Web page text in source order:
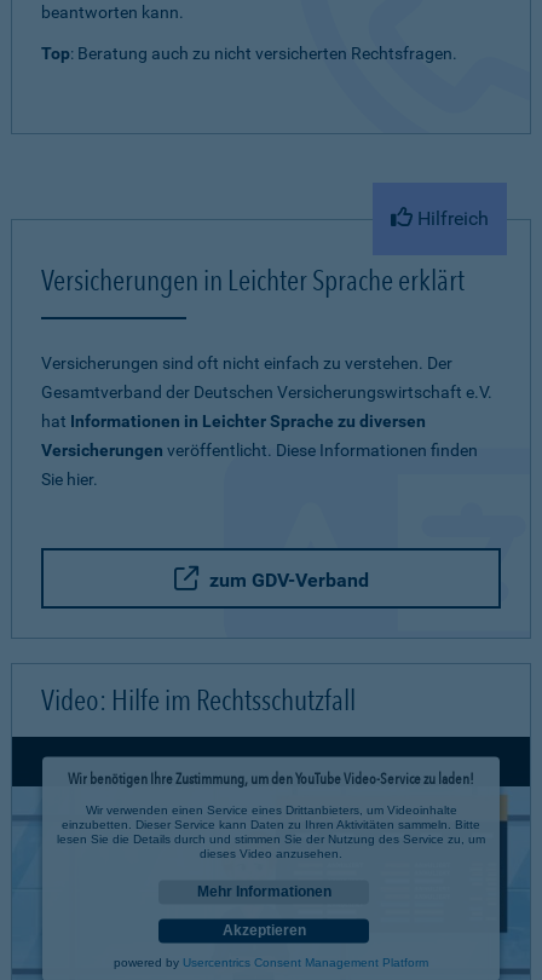
beantworten kann.
Top: Beratung auch zu nicht versicherten Rechtsfragen.
Hilfreich
Versicherungen in Leichter Sprache erklärt
Versicherungen sind oft nicht einfach zu verstehen. Der
Gesamtverband der Deutschen Versicherungswirtschaft e.V.
hat Informationen in Leichter Sprache zu diversen
Versicherungen veröffentlicht. Diese Informationen finden
Sie hier.
zum GDV-Verband
Video: Hilfe im Rechtsschutzfall
Wir benötigen Ihre Zustimmung, um den YouTube Video-Service zu laden!
Wir verwenden einen Service eines Drittanbieters, um Videoinhalte
einzubetten. Dieser Service kann Daten zu Ihren Aktivitäten sammeln. Bitte
lesen Sie die Details durch und stimmen Sie der Nutzung des Service zu, um
dieses Video anzusehen.
Mehr Informationen
Akzeptieren
powered by Usercentrics Consent Management Platform